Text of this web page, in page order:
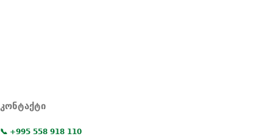
კონტაქტი
📞 +995 558 918 110